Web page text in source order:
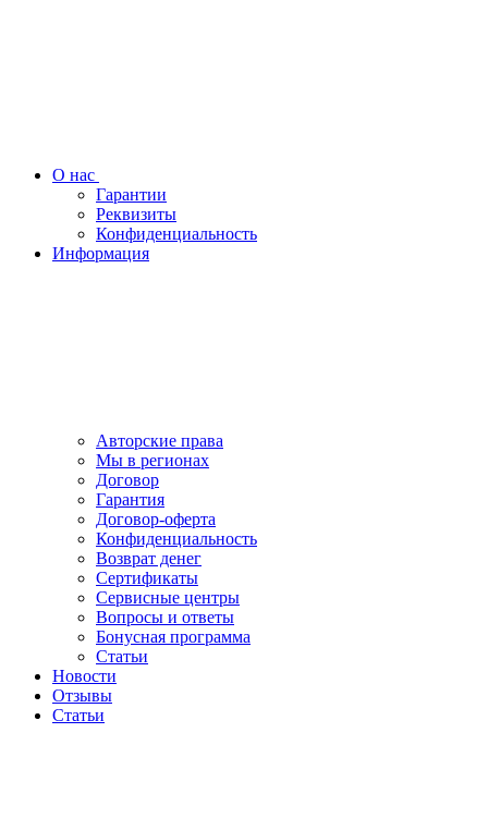
О нас
Гарантии
Реквизиты
Конфиденциальность
Информация
Авторские права
Мы в регионах
Договор
Гарантия
Договор-оферта
Конфиденциальность
Возврат денег
Сертификаты
Сервисные центры
Вопросы и ответы
Бонусная программа
Статьи
Новости
Отзывы
Статьи